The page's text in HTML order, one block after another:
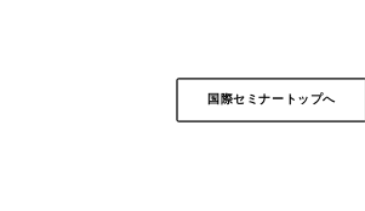
国際セミナートップへ